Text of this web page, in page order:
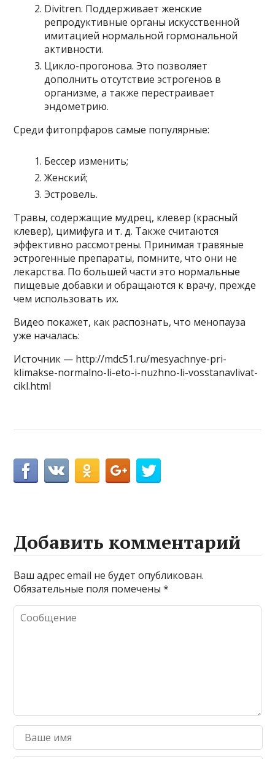
Divitren. Поддерживает женские
репродуктивные органы искусственной
имитацией нормальной гормональной
активности.
Цикло-прогонова. Это позволяет
дополнить отсутствие эстрогенов в
организме, а также перестраивает
эндометрию.
Среди фитопрфаров самые популярные:
Бессер изменить;
Женский;
Эстровель.
Травы, содержащие мудрец, клевер (красный
клевер), цимифуга и т. д. Также считаются
эффективно рассмотрены. Принимая травяные
эстрогенные препараты, помните, что они не
лекарства. По большей части это нормальные
пищевые добавки и обращаются к врачу, прежде
чем использовать их.
Видео покажет, как распознать, что менопауза
уже началась:
Источник — http://mdc51.ru/mesyachnye-pri-
klimakse-normalno-li-eto-i-nuzhno-li-vosstanavlivat-
cikl.html
Добавить комментарий
Ваш адрес email не будет опубликован.
Обязательные поля помечены*